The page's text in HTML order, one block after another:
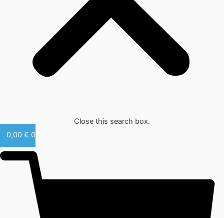
Close this search box.
0,00 € 0